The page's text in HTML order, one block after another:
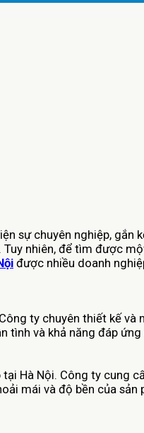
sự chuyên nghiệp, gắn
nhiên, để tìm được
được nhiều doanh
ty chuyên thiết kế và
tình và khả năng đáp
Hà Nội. Công ty cung
mái và độ bền của